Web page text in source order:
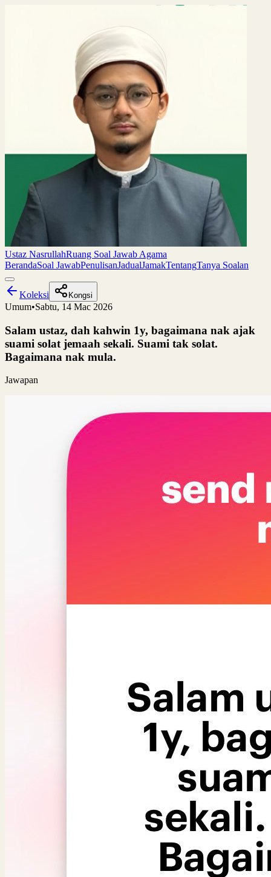
Ustaz NasrullahRuang Soal Jawab Agama
BerandaSoal JawabPenulisanJadualJamakTentangTanya Soalan
Koleksi Kongsi
Umum•Sabtu, 14 Mac 2026
Salam ustaz, dah kahwin 1y, bagaimana nak ajak
suami solat jemaah sekali. Suami tak solat.
Bagaimana nak mula.
Jawapan